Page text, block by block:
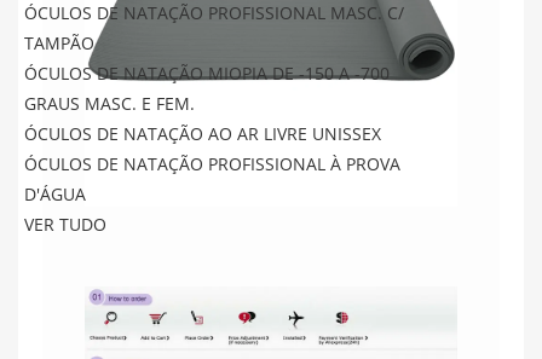
ÓCULOS DE NATAÇÃO PROFISSIONAL MASC. C/
TAMPÃO
ÓCULOS DE NATAÇÃO MIOPIA DE -150 A -700
GRAUS MASC. E FEM.
ÓCULOS DE NATAÇÃO AO AR LIVRE UNISSEX
ÓCULOS DE NATAÇÃO PROFISSIONAL À PROVA
D'ÁGUA
VER TUDO